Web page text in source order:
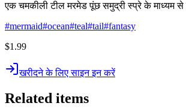
एक चमकीली टील मरमेड पूंछ समुद्री स्प्रे के माध्यम से
#mermaid#ocean#teal#tail#fantasy
$1.99
खरीदने के लिए साइन इन करें
Related items